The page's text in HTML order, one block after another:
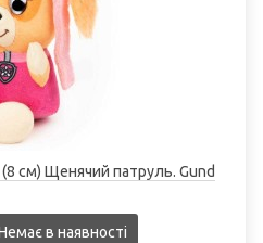
см) Щенячий патруль. Gund
в наявності